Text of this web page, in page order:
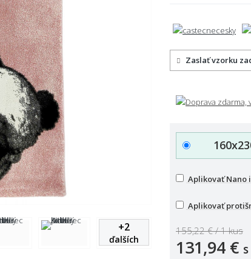
+2
ďalších
Zaslať vzorku
Aplikovať Nano
Aplikovať
155,22 € / 1 kus
131,94 €